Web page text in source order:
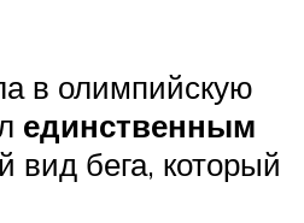
в олимпийскую
единственным
бега, который